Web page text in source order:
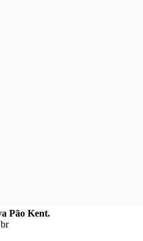
Pão Kent.